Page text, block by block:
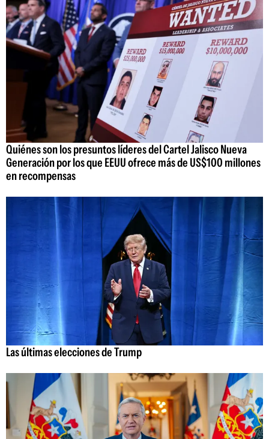
Quiénes son los presuntos líderes del Cartel Jalisco Nueva
Generación por los que EEUU ofrece más de US$100 millones
en recompensas
Las últimas elecciones de Trump